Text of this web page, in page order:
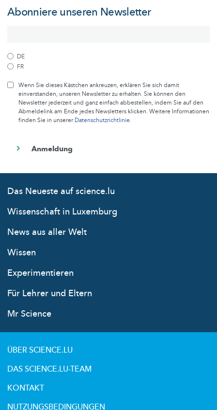
Abonniere unseren Newsletter
DE
FR
Wenn Sie dieses Kästchen ankreuzen, erklären Sie sich damit
einverstanden, unseren Newsletter zu erhalten. Sie können den
Newsletter jederzeit und ganz einfach abbestellen, indem Sie auf den
Abmeldelink am Ende jedes Newsletters klicken. Weitere Informationen
finden Sie in unsererDatenschutzrichtlinie.
Das Neueste auf science.lu
Wissenschaft in Luxemburg
News aus aller Welt
Wissen
Experimentieren
Für Lehrer und Eltern
Mr Science
ÜBER SCIENCE.LU
DAS SCIENCE.LU-TEAM
KONTAKT
NUTZUNGSBEDINGUNGEN